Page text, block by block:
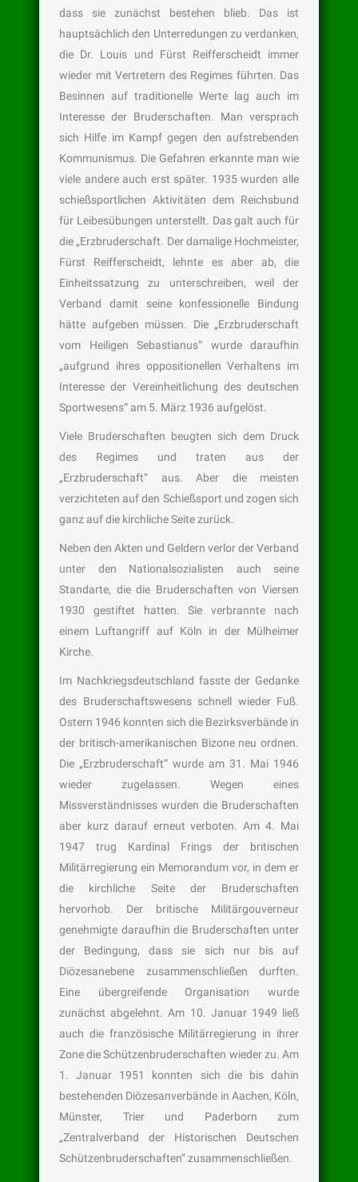
dass sie zunächst bestehen blieb. Das ist
hauptsächlich den Unterredungen zu verdanken,
die Dr. Louis und Fürst Reifferscheidt immer
wieder mit Vertretern des Regimes führten. Das
Besinnen auf traditionelle Werte lag auch im
Interesse der Bruderschaften. Man versprach
sich Hilfe im Kampf gegen den aufstrebenden
Kommunismus. Die Gefahren erkannte man wie
viele andere auch erst später. 1935 wurden alle
schießsportlichen Aktivitäten dem Reichsbund
für Leibesübungen unterstellt. Das galt auch für
die „Erzbruderschaft. Der damalige Hochmeister,
Fürst Reifferscheidt, lehnte es aber ab, die
Einheitssatzung zu unterschreiben, weil der
Verband damit seine konfessionelle Bindung
hätte aufgeben müssen. Die „Erzbruderschaft
vom Heiligen Sebastianus“ wurde daraufhin
„aufgrund ihres oppositionellen Verhaltens im
Interesse der Vereinheitlichung des deutschen
Sportwesens“ am 5. März 1936 aufgelöst.
Viele Bruderschaften beugten sich dem Druck
des Regimes und traten aus der
„Erzbruderschaft“ aus. Aber die meisten
verzichteten auf den Schießsport und zogen sich
ganz auf die kirchliche Seite zurück.
Neben den Akten und Geldern verlor der Verband
unter den Nationalsozialisten auch seine
Standarte, die die Bruderschaften von Viersen
1930 gestiftet hatten. Sie verbrannte nach
einem Luftangriff auf Köln in der Mülheimer
Kirche.
Im Nachkriegsdeutschland fasste der Gedanke
des Bruderschaftswesens schnell wieder Fuß.
Ostern 1946 konnten sich die Bezirksverbände in
der britisch-amerikanischen Bizone neu ordnen.
Die „Erzbruderschaft“ wurde am 31. Mai 1946
wieder zugelassen. Wegen eines
Missverständnisses wurden die Bruderschaften
aber kurz darauf erneut verboten. Am 4. Mai
1947 trug Kardinal Frings der britischen
Militärregierung ein Memorandum vor, in dem er
die kirchliche Seite der Bruderschaften
hervorhob. Der britische Militärgouverneur
genehmigte daraufhin die Bruderschaften unter
der Bedingung, dass sie sich nur bis auf
Diözesanebene zusammenschließen durften.
Eine übergreifende Organisation wurde
zunächst abgelehnt. Am 10. Januar 1949 ließ
auch die französische Militärregie­rung in ihrer
Zone die Schützenbruderschaften wieder zu. Am
1. Januar 1951 konnten sich die bis dahin
bestehenden Diözesanverbände in Aachen, Köln,
Münster, Trier und Paderborn zum
„Zentralverband der Historischen Deutschen
Schützenbruderschaften“ zusammenschließen.